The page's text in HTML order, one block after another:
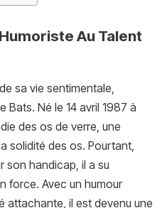
Au Talent
sa vie sentimentale,
Bats. Né le 14 avril 1987 à
des os de verre, une
solidité des os. Pourtant,
son handicap, il a su
force. Avec un humour
attachante, il est devenu une